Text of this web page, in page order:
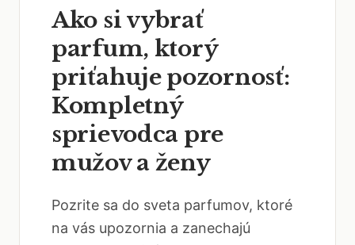
Ako si vybrať
parfum, ktorý
priťahuje pozornosť:
Kompletný
sprievodca pre
mužov a ženy
Pozrite sa do sveta parfumov, ktoré
na vás upozornia a zanechajú